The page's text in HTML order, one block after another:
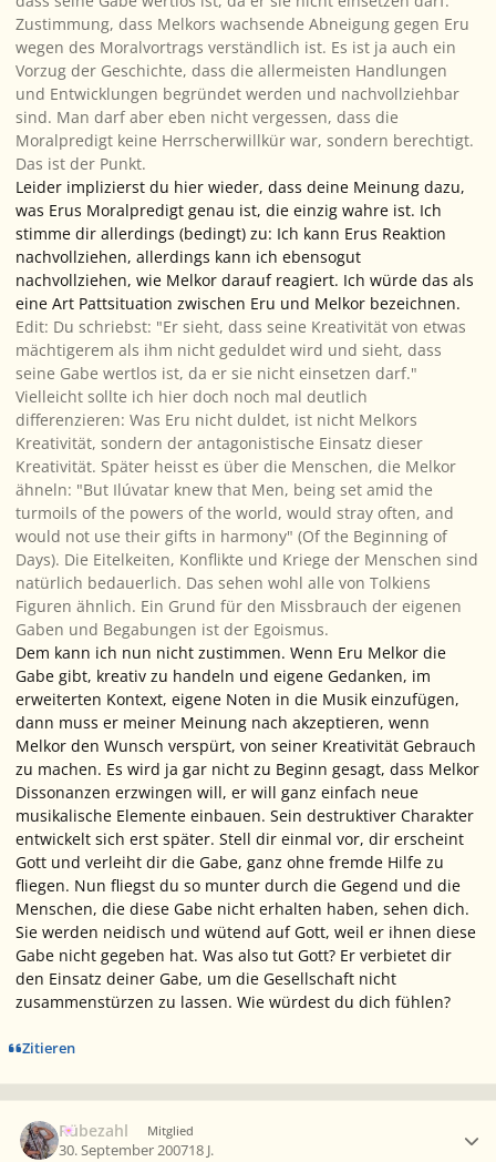
Zustimmung, dass Melkors wachsende Abneigung gegen Eru
wegen des Moralvortrags verständlich ist. Es ist ja auch ein
Vorzug der Geschichte, dass die allermeisten Handlungen
und Entwicklungen begründet werden und nachvollziehbar
sind. Man darf aber eben nicht vergessen, dass die
Moralpredigt keine Herrscherwillkür war, sondern berechtigt.
Das ist der Punkt.
Leider implizierst du hier wieder, dass deine Meinung dazu,
was Erus Moralpredigt genau ist, die einzig wahre ist. Ich
stimme dir allerdings (bedingt) zu: Ich kann Erus Reaktion
nachvollziehen, allerdings kann ich ebensogut
nachvollziehen, wie Melkor darauf reagiert. Ich würde das als
eine Art Pattsituation zwischen Eru und Melkor bezeichnen.
Edit: Du schriebst: "Er sieht, dass seine Kreativität von etwas
mächtigerem als ihm nicht geduldet wird und sieht, dass
seine Gabe wertlos ist, da er sie nicht einsetzen darf."
Vielleicht sollte ich hier doch noch mal deutlich
differenzieren: Was Eru nicht duldet, ist nicht Melkors
Kreativität, sondern der antagonistische Einsatz dieser
Kreativität. Später heisst es über die Menschen, die Melkor
ähneln: "But Ilúvatar knew that Men, being set amid the
turmoils of the powers of the world, would stray often, and
would not use their gifts in harmony" (Of the Beginning of
Days). Die Eitelkeiten, Konflikte und Kriege der Menschen sind
natürlich bedauerlich. Das sehen wohl alle von Tolkiens
Figuren ähnlich. Ein Grund für den Missbrauch der eigenen
Gaben und Begabungen ist der Egoismus.
Dem kann ich nun nicht zustimmen. Wenn Eru Melkor die
Gabe gibt, kreativ zu handeln und eigene Gedanken, im
erweiterten Kontext, eigene Noten in die Musik einzufügen,
dann muss er meiner Meinung nach akzeptieren, wenn
Melkor den Wunsch verspürt, von seiner Kreativität Gebrauch
zu machen. Es wird ja gar nicht zu Beginn gesagt, dass Melkor
Dissonanzen erzwingen will, er will ganz einfach neue
musikalische Elemente einbauen. Sein destruktiver Charakter
entwickelt sich erst später. Stell dir einmal vor, dir erscheint
Gott und verleiht dir die Gabe, ganz ohne fremde Hilfe zu
fliegen. Nun fliegst du so munter durch die Gegend und die
Menschen, die diese Gabe nicht erhalten haben, sehen dich.
Sie werden neidisch und wütend auf Gott, weil er ihnen diese
Gabe nicht gegeben hat. Was also tut Gott? Er verbietet dir
den Einsatz deiner Gabe, um die Gesellschaft nicht
zusammenstürzen zu lassen. Wie würdest du dich fühlen?
Zitieren
Rübezahl Mitglied
30. September 200718 J.